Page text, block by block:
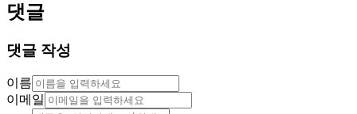
댓글
댓글 작성
이름
이메일